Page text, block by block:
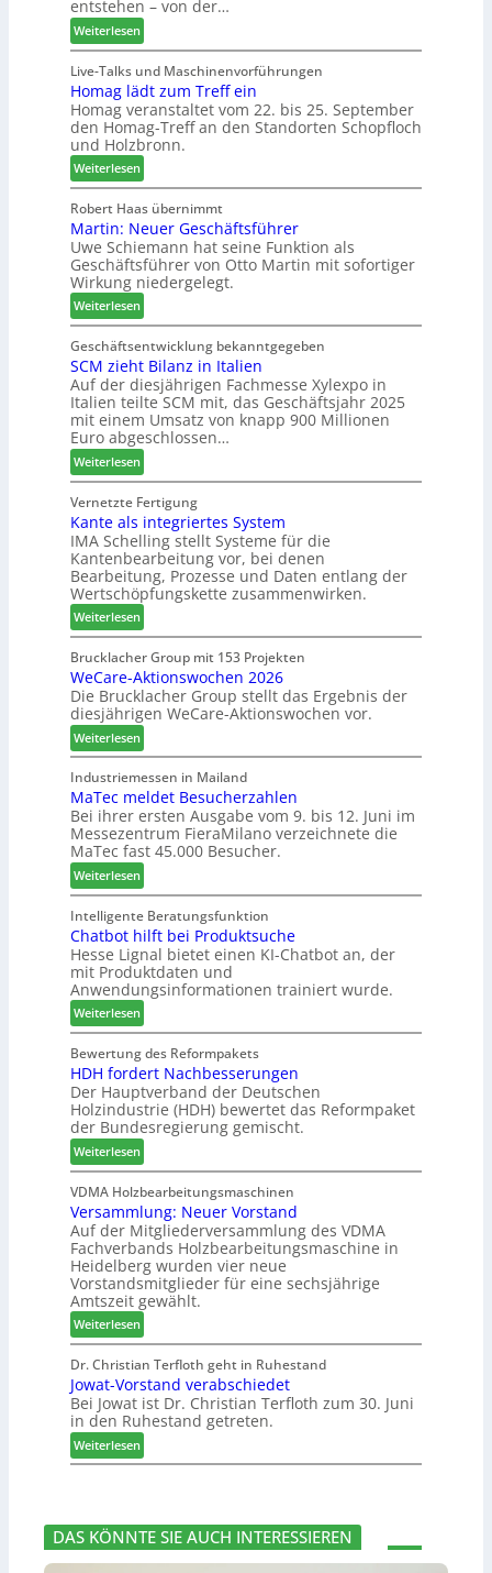
n
t
a
g
u
n
d
-
V
e
r
b
i
n
d
e
r
e
m
a
d
e
r
I
n
t
e
r
z
u
m
2
0
2
7
entstehen – von der…
Weiterlesen:
L
i
g
n
a
z
e
i
g
t
H
o
l
z
b
a
u
p
r
o
z
e
s
s
Live-Talks und Maschinenvorführungen
Homag lädt zum Treff ein
Homag veranstaltet vom 22. bis 25. September
den Homag-Treff an den Standorten Schopfloch
und Holzbronn.
Weiterlesen:
H
o
m
a
g
l
ä
d
t
z
u
m
T
r
e
f
f
e
i
n
Robert Haas übernimmt
Martin: Neuer Geschäftsführer
Uwe Schiemann hat seine Funktion als
Geschäftsführer von Otto Martin mit sofortiger
Wirkung niedergelegt.
Weiterlesen:
M
a
r
t
n
:
N
e
u
e
G
e
s
c
h
ä
f
t
s
f
ü
h
r
e
r
Geschäftsentwicklung bekanntgegeben
SCM zieht Bilanz in Italien
Auf der diesjährigen Fachmesse Xylexpo in
Italien teilte SCM mit, das Geschäftsjahr 2025
mit einem Umsatz von knapp 900 Millionen
Euro abgeschlossen…
Weiterlesen:
S
C
M
z
i
e
h
t
B
i
l
a
n
z
i
n
I
t
a
l
i
e
n
Vernetzte Fertigung
Kante als integriertes System
IMA Schelling stellt Systeme für die
Kantenbearbeitung vor, bei denen
Bearbeitung, Prozesse und Daten entlang der
Wertschöpfungskette zusammenwirken.
Weiterlesen:
K
a
n
t
e
l
s
i
n
t
e
g
r
i
e
r
t
e
s
S
y
s
t
e
m
Brucklacher Group mit 153 Projekten
WeCare-Aktionswochen 2026
Die Brucklacher Group stellt das Ergebnis der
diesjährigen WeCare-Aktionswochen vor.
Weiterlesen:
W
e
C
a
r
e
-
A
k
t
i
o
n
s
w
o
c
h
e
n
2
0
2
6
Industriemessen in Mailand
MaTec meldet Besucherzahlen
Bei ihrer ersten Ausgabe vom 9. bis 12. Juni im
Messezentrum FieraMilano verzeichnete die
MaTec fast 45.000 Besucher.
Weiterlesen:
M
a
T
e
c
m
e
l
d
e
t
B
e
s
u
c
h
e
r
z
a
h
l
e
n
Intelligente Beratungsfunktion
Chatbot hilft bei Produktsuche
Hesse Lignal bietet einen KI-Chatbot an, der
mit Produktdaten und
Anwendungsinformationen trainiert wurde.
Weiterlesen:
C
h
a
t
b
o
t
h
i
l
f
t
b
e
i
P
r
o
d
u
k
t
s
h
e
Bewertung des Reformpakets
HDH fordert Nachbesserungen
Der Hauptverband der Deutschen
Holzindustrie (HDH) bewertet das Reformpaket
der Bundesregierung gemischt.
Weiterlesen:
H
D
H
f
o
r
d
e
r
t
N
a
c
h
b
e
e
r
u
VDMA Holzbearbeitungsmaschinen
Versammlung: Neuer Vorstand
Auf der Mitgliederversammlung des VDMA
Fachverbands Holzbearbeitungsmaschine in
Heidelberg wurden vier neue
Vorstandsmitglieder für eine sechsjährige
Amtszeit gewählt.
Weiterlesen:
V
e
r
s
a
m
n
g
:
Dr. Christian Terfloth geht in Ruhestand
Jowat-Vorstand verabschiedet
Bei Jowat ist Dr. Christian Terfloth zum 30. Juni
in den Ruhestand getreten.
Weiterlesen:
J
a
t
-
DAS KÖNNTE SIE AUCH INTERESSIEREN